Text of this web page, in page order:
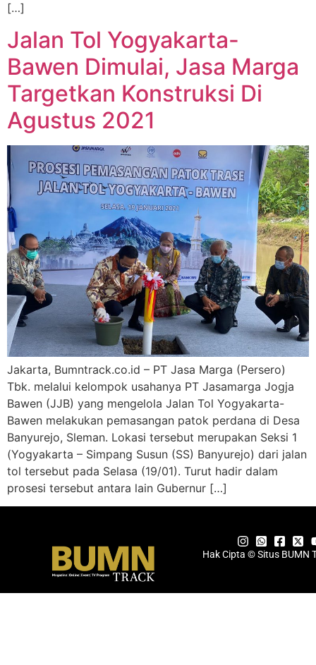
[…]
Jalan Tol Yogyakarta-
Bawen Dimulai, Jasa Marga
Targetkan Konstruksi Di
Agustus 2021
Jakarta, Bumntrack.co.id – PT Jasa Marga (Persero)
Tbk. melalui kelompok usahanya PT Jasamarga Jogja
Bawen (JJB) yang mengelola Jalan Tol Yogyakarta-
Bawen melakukan pemasangan patok perdana di Desa
Banyurejo, Sleman. Lokasi tersebut merupakan Seksi 1
(Yogyakarta – Simpang Susun (SS) Banyurejo) dari jalan
tol tersebut pada Selasa (19/01). Turut hadir dalam
prosesi tersebut antara lain Gubernur […]
Hak Cipta © Situs BUMN